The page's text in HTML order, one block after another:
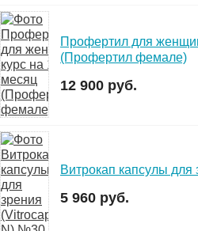
Профертил для
(Профертил фемале)
12 900 руб.
Витрокап капсулы
5 960 руб.